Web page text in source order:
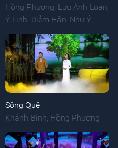
Hồng Phượng, Lưu Ánh Loan,
Ý Linh, Diễm Hân, Như Ý
Sông Quê
Khánh Bình Hồng Phượng